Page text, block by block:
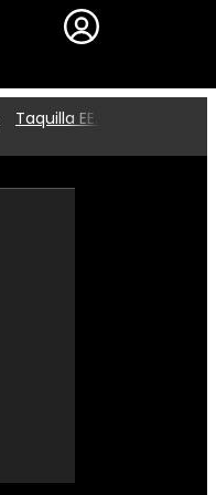
Taquilla EE.UU.